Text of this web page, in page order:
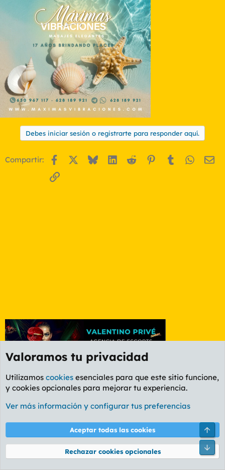
Debes iniciar sesión o registrarte para responder aquí.
Compartir: Facebook BlueskyLinkedIn
Reddit Pinterest
Tumblr
Enlace
Foro Informática y Videojuegos
Cookies
PL OLDSTYLE AMARILLO
Términos y reglas Política de privacidad Ayuda
Community platform by XenForo® © 2010-2026 XenForo Ltd.
Valoramos tu privacidad
Utilizamos cookies esenciales para que este sitio funcione,
y cookies opcionales para mejorar tu experiencia.
Ver más información y configurar tus preferencias
Aceptar todas las cookies
Rechazar cookies opcionales
Pie